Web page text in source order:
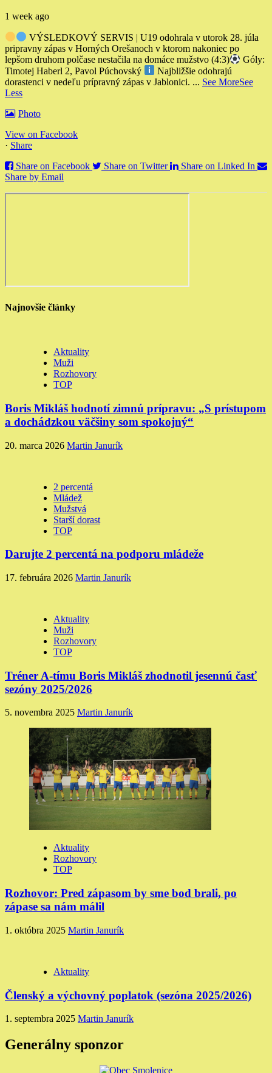
1 week ago
VÝSLEDKOVÝ SERVIS | U19 odohrala v utorok 28. júla
pripravny zápas v Horných Orešanoch v ktorom nakoniec po
lepšom druhom polčase nestačila na domáce mužstvo (4:3)
Góly:
Timotej Haberl 2, Pavol Púchovský
Najbližšie odohrajú
dorastenci v nedeľu prípravný zápas v Jablonici. ... See MoreSee
Less
Photo
View on Facebook
· Share
Share on Facebook
Share on Twitter
Share on Linked In
Share by Email
Najnovšie články
Aktuality
Muži
Rozhovory
TOP
Boris Mikláš hodnotí zimnú prípravu: „S prístupom
a dochádzkou väčšiny som spokojný“
20. marca 2026 Martin Janurík
2 percentá
Mládež
Mužstvá
Starší dorast
TOP
Darujte 2 percentá na podporu mládeže
17. februára 2026 Martin Janurík
Aktuality
Muži
Rozhovory
TOP
Tréner A-tímu Boris Mikláš zhodnotil jesennú časť
sezóny 2025/2026
5. novembra 2025 Martin Janurík
Aktuality
Rozhovory
TOP
Rozhovor: Pred zápasom by sme bod brali, po
zápase sa nám málil
1. októbra 2025 Martin Janurík
Aktuality
Členský a výchovný poplatok (sezóna 2025/2026)
1. septembra 2025 Martin Janurík
Generálny sponzor